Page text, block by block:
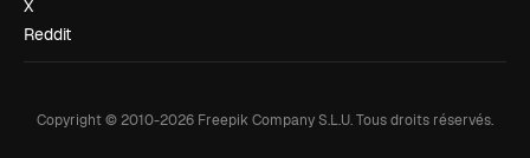
X
Reddit
Copyright © 2010-2026 Freepik Company S.L.U.Tous droits réservés.